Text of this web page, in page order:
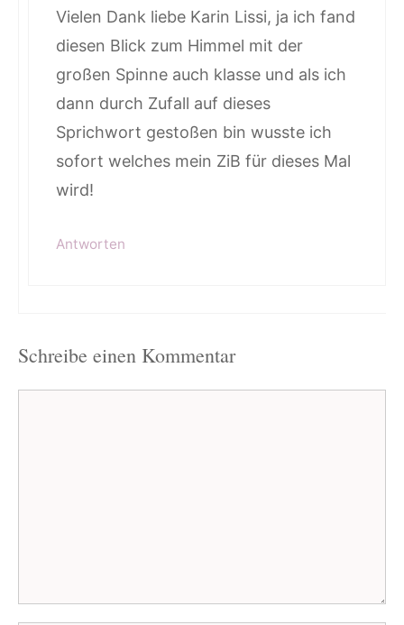
Vielen Dank liebe Karin Lissi, ja ich fand
diesen Blick zum Himmel mit der
großen Spinne auch klasse und als ich
dann durch Zufall auf dieses
Sprichwort gestoßen bin wusste ich
sofort welches mein ZiB für dieses Mal
wird!
Antworten
Schreibe einen Kommentar